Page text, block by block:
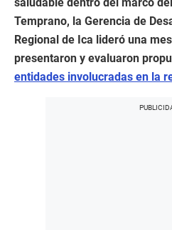
saludable dentro del marco
Temprano, la Gerencia de
Regional de Ica lideró una
presentaron y evaluaron
entidades involucradas en la